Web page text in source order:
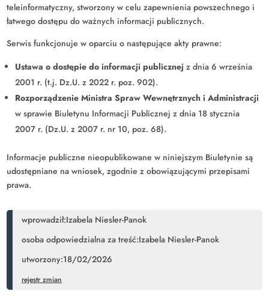
teleinformatyczny, stworzony w celu zapewnienia powszechnego i
łatwego dostępu do ważnych informacji publicznych.
Serwis funkcjonuje w oparciu o następujące akty prawne:
Ustawa o dostępie do informacji publicznej z dnia 6 września
2001 r. (t.j. Dz.U. z 2022 r. poz. 902).
Rozporządzenie Ministra Spraw Wewnętrznych i Administracji
w sprawie Biuletynu Informacji Publicznej z dnia 18 stycznia
2007 r. (Dz.U. z 2007 r. nr 10, poz. 68).
Informacje publiczne nieopublikowane w niniejszym Biuletynie są
udostępniane na wniosek, zgodnie z obowiązującymi przepisami
prawa.
wprowadził:Izabela Niesler-Panok
osoba odpowiedzialna za treść:Izabela Niesler-Panok
utworzony:18/02/2026
rejestr zmian